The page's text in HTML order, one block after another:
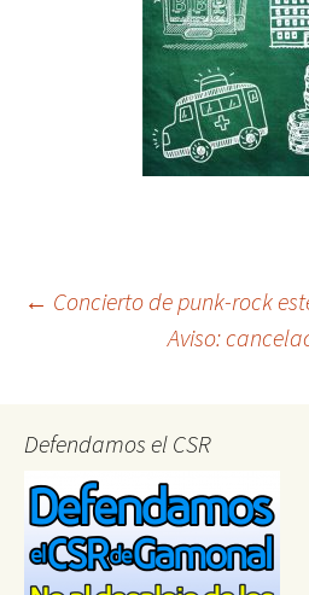
Post
← Concierto de punk-rock
Aviso:
Defendamos el CSR